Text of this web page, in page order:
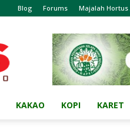
Blog Forums Majalah Hortus
KAKAO KOPI KARET